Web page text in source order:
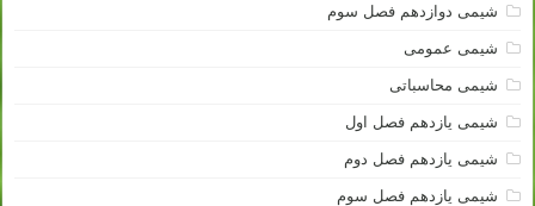
شیمی دوازدهم فصل سوم
شیمی عمومی
شیمی محاسباتی
شیمی یازدهم فصل اول
شیمی یازدهم فصل دوم
شیمی یازدهم فصل سوم